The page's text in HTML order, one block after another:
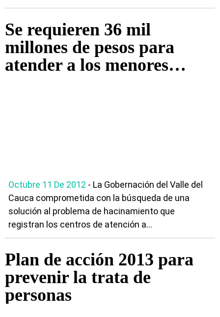
Se requieren 36 mil
millones de pesos para
atender a los menores
Octubre 11 De 2012 - La Gobernación del Valle del
Cauca comprometida con la búsqueda de una
solución al problema de hacinamiento que
registran los centros de atención a...
Plan de acción 2013 para
prevenir la trata de
personas